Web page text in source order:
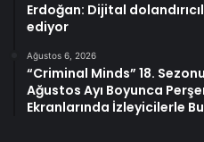
Erdoğan: Dijital
ediyor
Ağustos 6, 2026
“Criminal Minds” 18.
Ağustos Ayı Boyunca
Ekranlarında İzleyicilerle